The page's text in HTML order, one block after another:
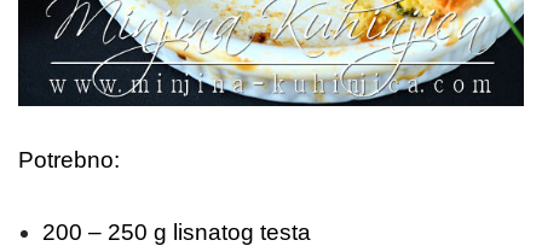
Potrebno:
200 – 250 g lisnatog testa